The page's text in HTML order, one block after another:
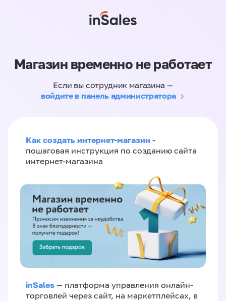
Магазин временно не работает
Если вы сотрудник магазина —
войдите в панель администратора
Как создать интернет-магазин -
пошаговая инструкция по созданию сайта
интернет-магазина
inSales — платформа управления онлайн-
торговлей через сайт, на маркетплейсах, в